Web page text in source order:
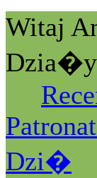
Witaj
Dzi�